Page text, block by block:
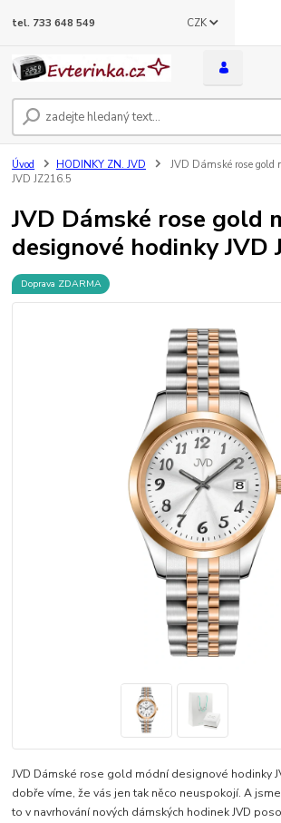
CZK
tel. 733 648 549
Úvod HODINKY ZN. JVD
JVD Dámské rose gold
JVD JZ216.5
JVD Dámské rose gold
designové hodinky JVD
Doprava ZDARMA
JVD Dámské rose gold módní designové hodinky
dobře víme, že vás jen tak něco neuspokojí. A
to v navrhování nových dámských hodinek JVD